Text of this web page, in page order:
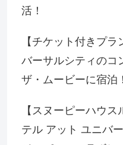
活！
【チケット付きプ
バーサルシティのコ
ザ・ムービーに宿泊！
【スヌーピーハウ
テル アット ユニバ